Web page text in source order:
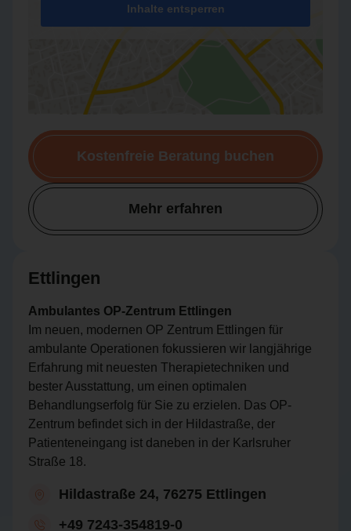
Inhalte entsperren
Kostenfreie Beratung buchen
Mehr erfahren
Ettlingen
Ambulantes OP-Zentrum Ettlingen
Im neuen, modernen OP Zentrum Ettlingen für
ambulante Operationen fokussieren wir langjährige
Erfahrung mit neuesten Therapietechniken und
bester Ausstattung, um einen optimalen
Behandlungserfolg für Sie zu erzielen. Das OP-
Zentrum befindet sich in der Hildastraße, der
Patienteneingang ist daneben in der Karlsruher
Straße 18.
Hildastraße 24, 76275 Ettlingen
+49 7243-354819-0